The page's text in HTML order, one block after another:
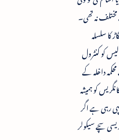
نہ تھی۔
کا سلسلہ
کو کنٹرول
داخلہ کے
کو ہمیشہ
رہی ہے اگر
سچے سیکولر